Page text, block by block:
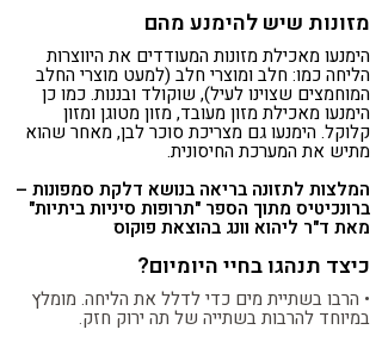
מזונות שיש להימנע מהם
הימנעו מאכילת מזונות המעודדים את היווצרות
הליחה כמו: חלב ומוצרי חלב (למעט מוצרי החלב
המוחמצים שצוינו לעיל), שוקולד ובננות. כמו כן
הימנעו מאכילת מזון מעובד, מזון מטוגן ומזון
קלוקל. הימנעו גם מצריכת סוכר לבן, מאחר שהוא
מתיש את המערכת החיסונית.
המלצות לתזונה בריאה בנושא דלקת סמפונות –
ברונכיטיס מתוך הספר "תרופות סיניות ביתיות"
מאת ד"ר ליהוא וונג בהוצאת פוקוס
כיצד תנהגו בחיי היומיום?
• הרבו בשתיית מים כדי לדלל את הליחה. מומלץ
במיוחד להרבות בשתייה של תה ירוק חזק.